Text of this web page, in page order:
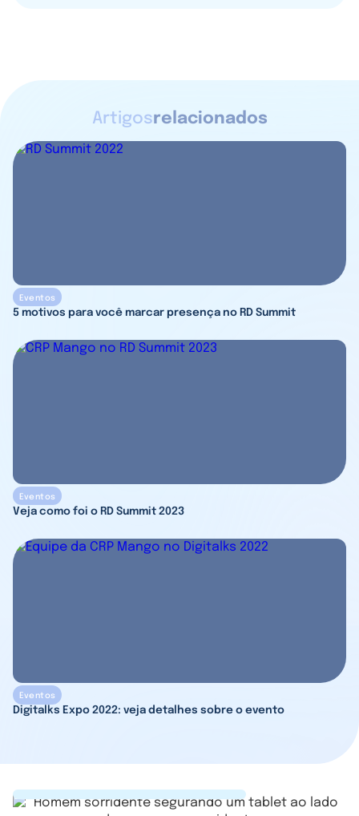
Artigosrelacionados
Eventos
5 motivos para você marcar presença no RD Summit
Eventos
Veja como foi o RD Summit 2023
Eventos
Digitalks Expo 2022: veja detalhes sobre o evento